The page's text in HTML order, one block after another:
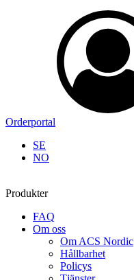
Orderportal
SE
NO
Produkter
FAQ
Om oss
Om ACS Nordic
Hållbarhet
Policys